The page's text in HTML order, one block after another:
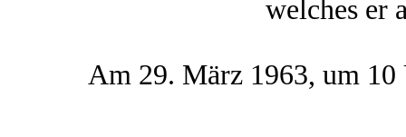
welches er
Am 29. März 1963, um